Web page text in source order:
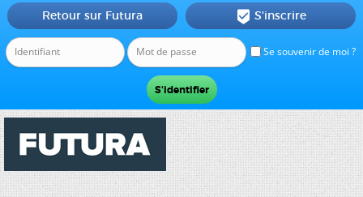
Se souvenir de moi ?
Retour sur Futura  S'inscrire